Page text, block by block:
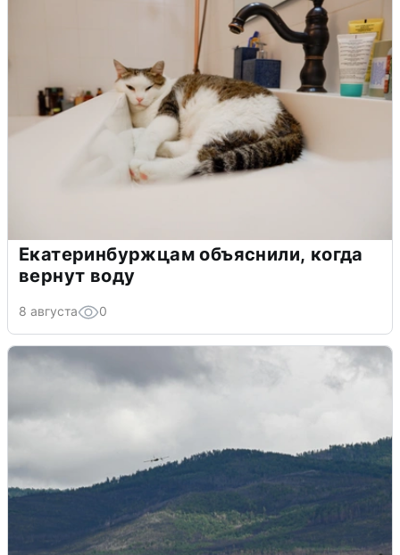
Екатеринбуржцам объяснили, когда
вернут воду
8 августа 0